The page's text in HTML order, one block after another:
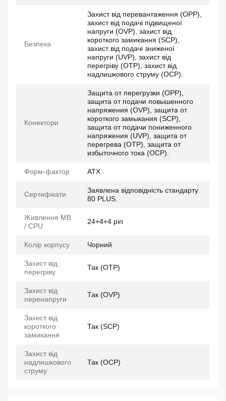
Безпека
Захист від перевантаження (OPP),
захист від подачі підвищеної
напруги (OVP), захист від
короткого замикання (SCP),
захист від подачі зниженої
напруги (UVP), захист від
перегріву (OTP), захист від
надлишкового струму (OCP).
Конектори
Защита от перегрузки (OPP),
защита от подачи повышенного
напряжения (OVP), защита от
короткого замыкания (SCP),
защита от подачи пониженного
напряжения (UVP), защита от
перегрева (OTP), защита от
избыточного тока (OCP).
Форм-фактор ATX
Сертифікати
Заявлена відповідність стандарту
80 PLUS.
Живлення MB
/ CPU
24+4+4 pin
Колір корпусу Чорний
Захист від
перегріву
Так (OTP)
Захист від
перенапруги
Так (OVP)
Захист від
короткого
замикання
Так (SCP)
Захист від
надлишкового
струму
Так (OCP)